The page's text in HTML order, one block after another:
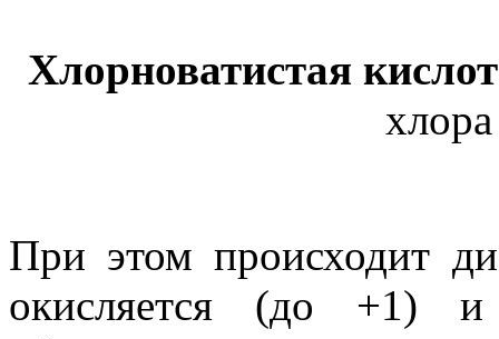
Хлорноватистая
При этом происходит
окисляется (до +1) и